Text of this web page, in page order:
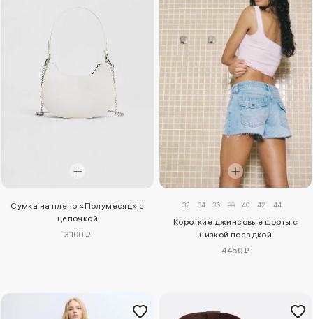
Сумка на плечо «Полумесяц» с
цепочкой
3100 ₽
32 34 36 38 40 42 44
Короткие джинсовые шорты с
низкой посадкой
4450 ₽